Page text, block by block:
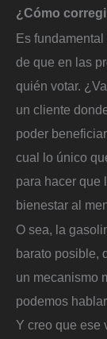
¿Cómo
Es
de que en las
quién votar.
un cliente
poder
cual lo único
para hacer que
bienestar al
O sea, la
barato posible,
un mecanismo
podemos
Y creo que ese